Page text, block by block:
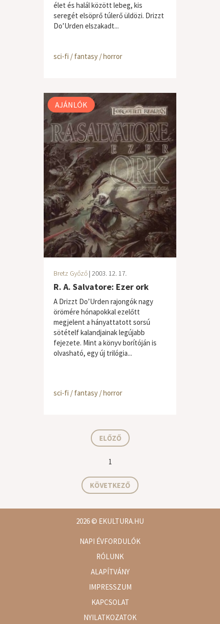
élet és halál között lebeg, kis
seregét elsöprő túlerő üldözi. Drizzt
Do’Urden elszakadt...
sci-fi / fantasy / horror
AJÁNLÓK
Bretz Győző | 2003. 12. 17.
R. A. Salvatore: Ezer ork
A Drizzt Do’Urden rajongók nagy
örömére hónapokkal ezelőtt
megjelent a hányattatott sorsú
sötételf kalandjainak legújabb
fejezete. Mint a könyv borítóján is
olvasható, egy új trilógia...
sci-fi / fantasy / horror
ELŐZŐ
1
KÖVETKEZŐ
2026© EKULTURA.HU
NAPI ÉVFORDULÓK
RÓLUNK
ALAPÍTVÁNY
IMPRESSZUM
KAPCSOLAT
NYILATKOZATOK